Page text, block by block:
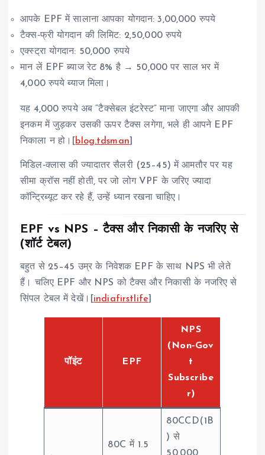
आपके EPF में सालाना आपका योगदान: 3,00,000 रुपये
टैक्स‑फ्री योगदान की लिमिट: 2,50,000 रुपये
एक्स्ट्रा योगदान: 50,000 रुपये
मान लें EPF ब्याज रेट 8% है → 50,000 पर साल भर में
4,000 रुपये ब्याज मिला।
यह 4,000 रुपये अब “टैक्सेबल इंटरेस्ट” माना जाएगा और आपकी
इनकम में जुड़कर उसकी ऊपर टैक्स लगेगा, भले ही आपने EPF
निकाला न हो।[
blog.tdsman
मिडिल‑क्लास की ज्यादातर सैलरी (25–45) में आमतौर पर यह
सीमा क्रॉस नहीं होती, पर जो लोग VPF के जरिए ज्यादा
कॉन्ट्रिब्यूट कर रहे हैं, उन्हें ध्यान रखना चाहिए।
EPF vs NPS – टैक्स और निकासी के नजरिए से
(शॉर्ट टेबल)
बहुत से 25–45 उम्र के निवेशक EPF के साथ NPS भी लेते
हैं। चलिए EPF और NPS को टैक्स और निकासी के नजरिए से
सिंपल टेबल में देखें।[ indiafirstlife
पॉइंट EPF
NPS
(Non‑Gov
t
Subscribe
r)
80C में 1.5
80CCD(1B
) से